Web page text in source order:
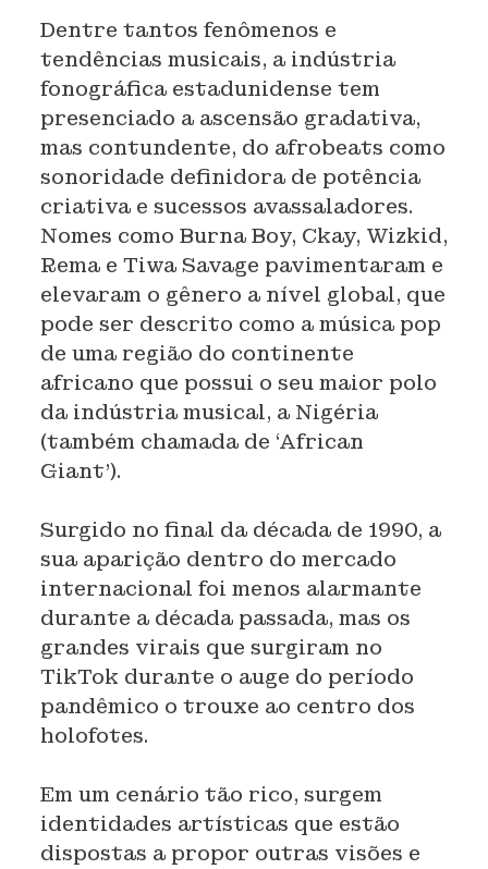
Dentre tantos fenômenos e
tendências musicais, a indústria
fonográfica estadunidense tem
presenciado a ascensão gradativa,
mas contundente, do afrobeats como
sonoridade definidora de potência
criativa e sucessos avassaladores.
Nomes como Burna Boy, Ckay, Wizkid,
Rema e Tiwa Savage pavimentaram e
elevaram o gênero a nível global, que
pode ser descrito como a música pop
de uma região do continente
africano que possui o seu maior polo
da indústria musical, a Nigéria
(também chamada de ‘African
Giant’).
Surgido no final da década de 1990, a
sua aparição dentro do mercado
internacional foi menos alarmante
durante a década passada, mas os
grandes virais que surgiram no
TikTok durante o auge do período
pandêmico o trouxe ao centro dos
holofotes.
Em um cenário tão rico, surgem
identidades artísticas que estão
dispostas a propor outras visões e